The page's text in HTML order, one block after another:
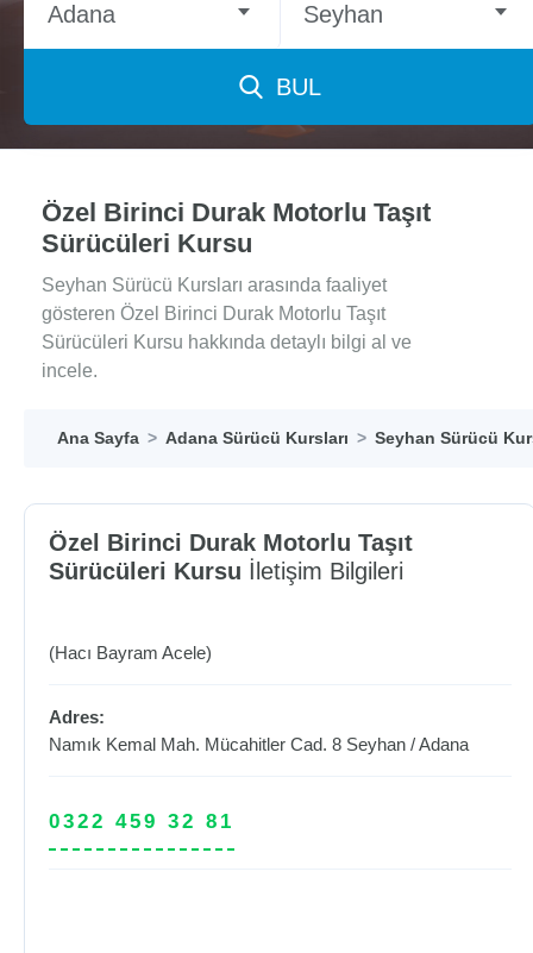
Adana Seyhan
BUL
Özel Birinci Durak Motorlu Taşıt
Sürücüleri Kursu
Seyhan Sürücü Kursları arasında faaliyet
gösteren Özel Birinci Durak Motorlu Taşıt
Sürücüleri Kursu hakkında detaylı bilgi al ve
incele.
Ana Sayfa Adana Sürücü Kursları Seyhan Sürücü
Özel Birinci Durak Motorlu Taşıt
Sürücüleri Kursu İletişim Bilgileri
(Hacı Bayram Acele)
Adres:
Namık Kemal Mah. Mücahitler Cad. 8 Seyhan /Adana
0322 459 32 81